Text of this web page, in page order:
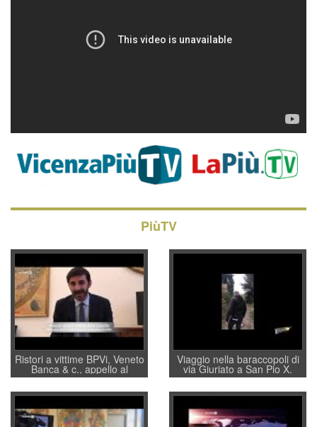
PiùTV
Ristori a vittime BPVi, Veneto
Banca & c., appello al
sottosegretario Alessio
Villarosa: per mettere ordine
convochi con Di Maio CNCU
a supporto della cabina di
regia al Mef
Viaggio nella baraccopoli di
via Giuriato a San Pio X.
Vicenza ai Vicentini: “faremo
un regalo di Natale ai
residenti”